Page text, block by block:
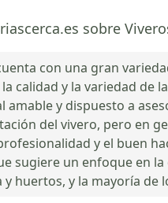
sobre
con una gran
calidad y la variedad
y dispuesto a
del vivero, pero en
y el buen
sugiere un enfoque en
huertos, y la mayoría de